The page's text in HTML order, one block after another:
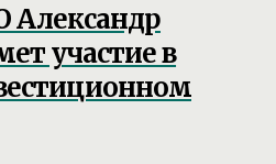
Александр
участие в